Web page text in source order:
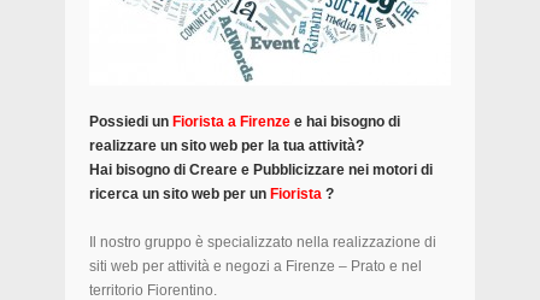
Possiedi un Fiorista a Firenze e hai bisogno di
realizzare un sito web per la tua attività?
Hai bisogno di Creare e Pubblicizzare nei motori di
ricerca un sito web per un Fiorista ?
Il nostro gruppo è specializzato nella realizzazione di
siti web per attività e negozi a Firenze – Prato e nel
territorio Fiorentino.